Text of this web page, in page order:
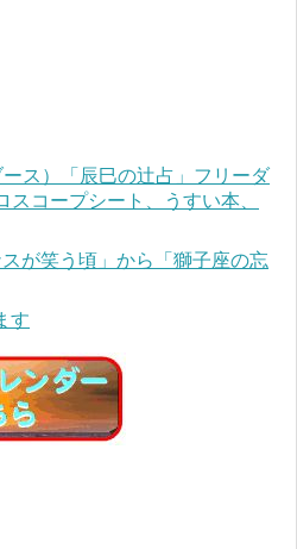
ース）「辰巳の辻占」フリーダ
スコープシート、うすい本、
が笑う頃」から「獅子座の忘
す